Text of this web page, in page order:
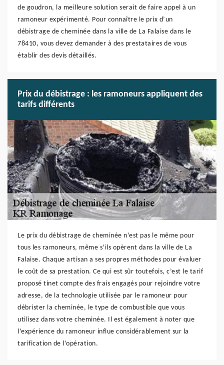
de goudron, la meilleure solution serait de faire appel à un
ramoneur expérimenté. Pour connaître le prix d’un
débistrage de cheminée dans la ville de La Falaise dans le
78410, vous devez demander à des prestataires de vous
établir des devis détaillés.
Prix du débistrage : les ramoneurs appliquent des
tarifs différents
Le prix du débistrage de cheminée n’est pas le même pour
tous les ramoneurs, même s’ils opèrent dans la ville de La
Falaise. Chaque artisan a ses propres méthodes pour évaluer
le coût de sa prestation. Ce qui est sûr toutefois, c’est le tarif
proposé tinet compte des frais engagés pour rejoindre votre
adresse, de la technologie utilisée par le ramoneur pour
débrister la cheminée, le type de combustible que vous
utilisez dans votre cheminée. Il est également à noter que
l’expérience du ramoneur influe considérablement sur la
tarification de l’opération.